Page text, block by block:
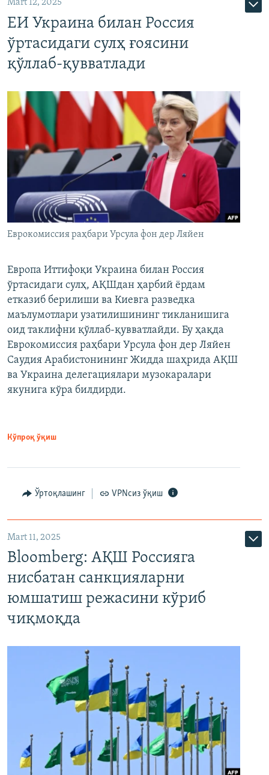
Mart 12, 2025
ЕИ Украина билан Россия
ўртасидаги сулҳ ғоясини
қўллаб-қувватлади
Еврокомиссия раҳбари Урсула фон дер Ляйен
Европа Иттифоқи Украина билан Россия
ўртасидаги сулҳ, АҚШдан ҳарбий ёрдам
етказиб берилиши ва Киевга разведка
маълумотлари узатилишининг тикланишига
оид таклифни қўллаб-қувватлайди. Бу ҳақда
Еврокомиссия раҳбари Урсула фон дер Ляйен
Саудия Арабистонининг Жидда шаҳрида АҚШ
ва Украина делегациялари музокаралари
якунига кўра билдирди.
Кўпроқ ўқиш
Ўртоқлашинг VPNсиз ўқиш
Mart 11, 2025
Bloomberg: АҚШ Россияга
нисбатан санкцияларни
юмшатиш режасини кўриб
чиқмоқда